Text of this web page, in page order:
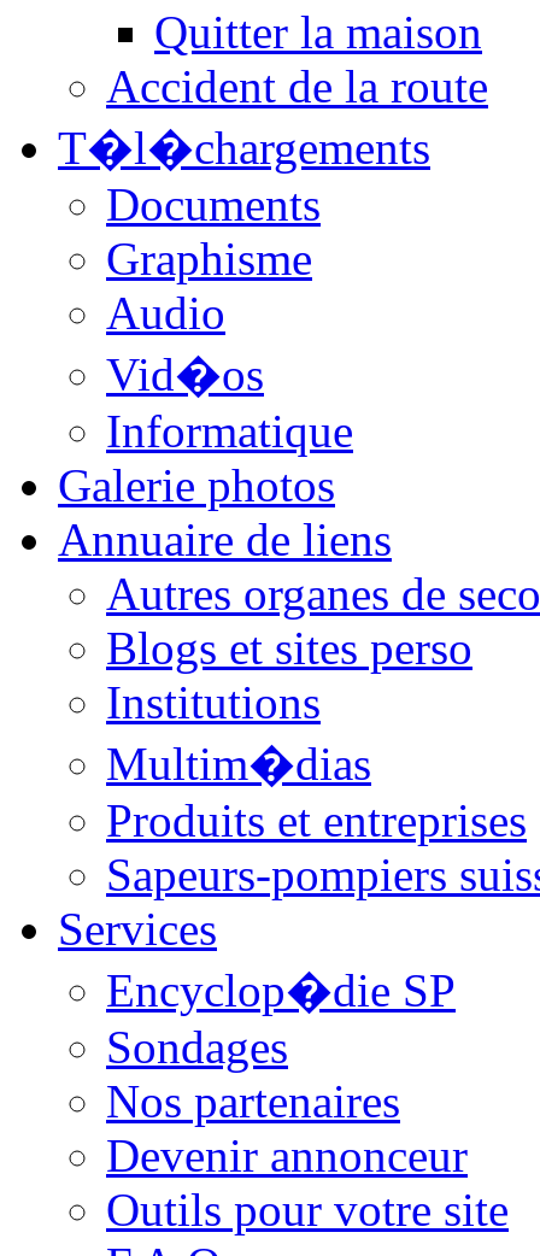
Quitter la maison
Accident de la route
T�l�chargements
Documents
Graphisme
Audio
Vid�os
Informatique
Galerie photos
Annuaire de liens
Autres organes de
Blogs et sites perso
Institutions
Multim�dias
Produits et entreprises
Sapeurs-pompiers
Services
Encyclop�die SP
Sondages
Nos partenaires
Devenir annonceur
Outils pour votre site